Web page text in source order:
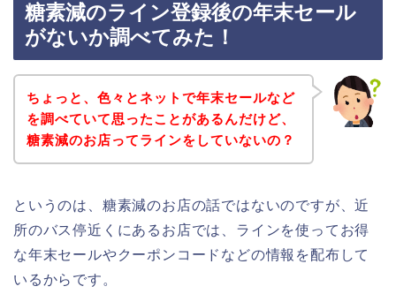
糖素減のライン登録後の年末セール
がないか調べてみた！
ちょっと、色々とネットで年末セールなど
を調べていて思ったことがあるんだけど、
糖素減のお店ってラインをしていないの？
というのは、糖素減のお店の話ではないのですが、近
所のバス停近くにあるお店では、ラインを使ってお得
な年末セールやクーポンコードなどの情報を配布して
いるからです。